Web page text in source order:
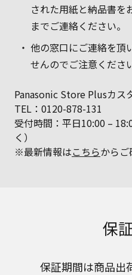
された用紙と納品書を
までご連絡ください。
他の窓口にご連絡を頂
せんのでご注意くださ
Panasonic Store Plusカス
TEL：0120-878-131
受付時間：平日10:00 –
く）
※最新情報はこちらからご
保
保証期間は商品出